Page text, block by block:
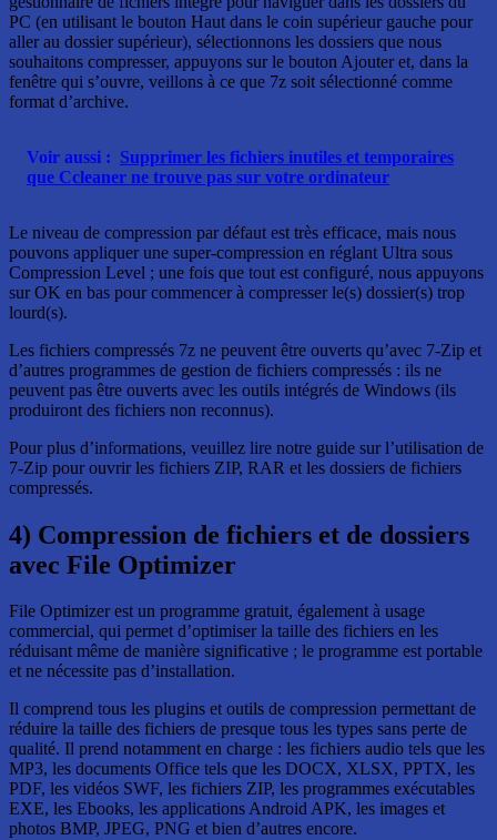
PC (en utilisant le bouton Haut dans le coin supérieur gauche pour
aller au dossier supérieur), sélectionnons les dossiers que nous
souhaitons compresser, appuyons sur le bouton Ajouter et, dans la
fenêtre qui s’ouvre, veillons à ce que 7z soit sélectionné comme
format d’archive.
Voir aussi : Supprimer les fichiers inutiles et temporaires
que Ccleaner ne trouve pas sur votre ordinateur
Le niveau de compression par défaut est très efficace, mais nous
pouvons appliquer une super-compression en réglant Ultra sous
Compression Level ; une fois que tout est configuré, nous appuyons
sur OK en bas pour commencer à compresser le(s) dossier(s) trop
lourd(s).
Les fichiers compressés 7z ne peuvent être ouverts qu’avec 7-Zip et
d’autres programmes de gestion de fichiers compressés : ils ne
peuvent pas être ouverts avec les outils intégrés de Windows (ils
produiront des fichiers non reconnus).
Pour plus d’informations, veuillez lire notre guide sur l’utilisation de
7-Zip pour ouvrir les fichiers ZIP, RAR et les dossiers de fichiers
compressés.
4) Compression de fichiers et de dossiers
avec File Optimizer
File Optimizer est un programme gratuit, également à usage
commercial, qui permet d’optimiser la taille des fichiers en les
réduisant même de manière significative ; le programme est portable
et ne nécessite pas d’installation.
Il comprend tous les plugins et outils de compression permettant de
réduire la taille des fichiers de presque tous les types sans perte de
qualité. Il prend notamment en charge : les fichiers audio tels que les
MP3, les documents Office tels que les DOCX, XLSX, PPTX, les
PDF, les vidéos SWF, les fichiers ZIP, les programmes exécutables
EXE, les Ebooks, les applications Android APK, les images et
photos BMP, JPEG, PNG et bien d’autres encore.